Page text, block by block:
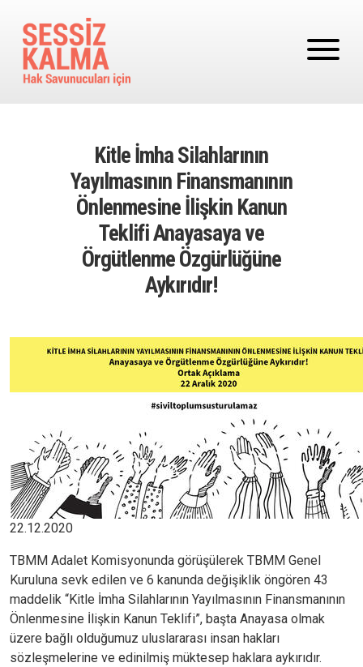
Kitle İmha Silahlarının
Yayılmasının Finansmanının
Önlenmesine İlişkin Kanun
Teklifi Anayasaya ve
Örgütlenme Özgürlüğüne
Aykırıdır!
Image
22.12.2020
TBMM Adalet Komisyonunda görüşülerek TBMM Genel
Kuruluna sevk edilen ve 6 kanunda değişiklik öngören 43
maddelik “Kitle İmha Silahlarının Yayılmasının Finansmanının
Önlenmesine İlişkin Kanun Teklifi”, başta Anayasa olmak
üzere bağlı olduğumuz uluslararası insan hakları
sözleşmelerine ve edinilmiş müktesep haklara aykırıdır.